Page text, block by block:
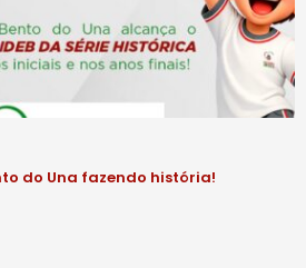
do Una fazendo história!